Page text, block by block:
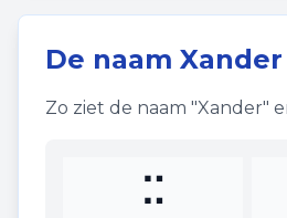
De naam Xander
Zo ziet de naam "Xander"
⠭